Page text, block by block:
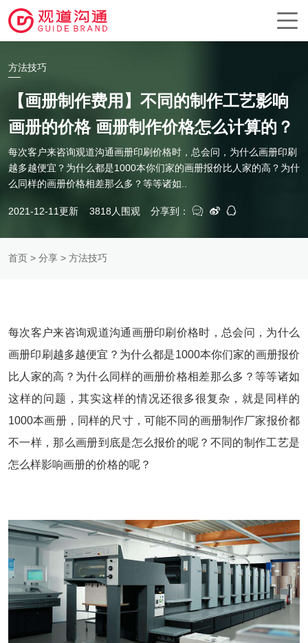
方法技巧
【画册制作费用】不同的制作工艺影响
画册的价格 画册制作价格怎么计算的？
每次客户来咨询观道沟通画册印刷价格时，总会问，为什么画册印刷
越多越便宜？为什么都是1000本你们家的画册报价比人家的高？为什
么同样的画册价格相差那么多？等等诸如..
2021-12-11更新 3818人围观 分享到：
首页 > 分享 > 方法技巧
每次客户来咨询观道沟通画册印刷价格时，总会问，为什么
画册印刷越多越便宜？为什么都是1000本你们家的画册报价
比人家的高？为什么同样的画册价格相差那么多？等等诸如
这样的问题，其实这样的情况还很多很复杂，就是同样的
1000本画册，同样的尺寸，可能不同的画册制作厂家报价都
不一样，那么画册到底是怎么报价的呢？不同的制作工艺是
怎么样影响画册的价格的呢？